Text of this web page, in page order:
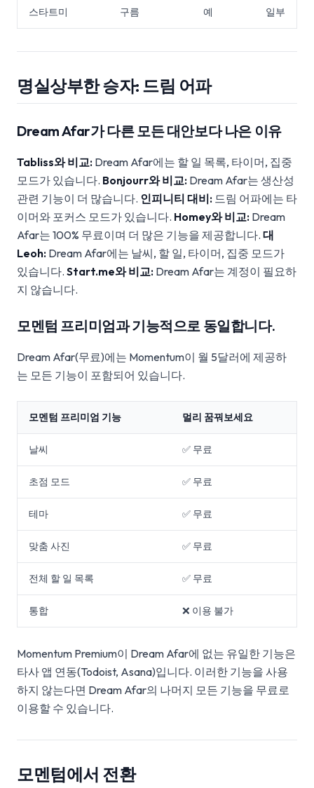
스타트미 구름 예 일부
명실상부한 승자: 드림 어파
Dream Afar가 다른 모든 대안보다 나은 이유
Tabliss와 비교: Dream Afar에는 할 일 목록, 타이머, 집중
모드가 있습니다. Bonjourr와 비교: Dream Afar는 생산성
관련 기능이 더 많습니다. 인피니티 대비: 드림 어파에는 타
이머와 포커스 모드가 있습니다. Homey와 비교: Dream
Afar는 100% 무료이며 더 많은 기능을 제공합니다. 대
Leoh: Dream Afar에는 날씨, 할 일, 타이머, 집중 모드가
있습니다. Start.me와 비교: Dream Afar는 계정이 필요하
지 않습니다.
모멘텀 프리미엄과 기능적으로 동일합니다.
Dream Afar(무료)에는 Momentum이 월 5달러에 제공하
는 모든 기능이 포함되어 있습니다.
모멘텀 프리미엄 기능 멀리 꿈꿔보세요
날씨 ✅ 무료
초점 모드 ✅ 무료
테마 ✅ 무료
맞춤 사진 ✅ 무료
전체 할 일 목록 ✅ 무료
통합 ❌ 이용 불가
Momentum Premium이 Dream Afar에 없는 유일한 기능은
타사 앱 연동(Todoist, Asana)입니다. 이러한 기능을 사용
하지 않는다면 Dream Afar의 나머지 모든 기능을 무료로
이용할 수 있습니다.
모멘텀에서 전환